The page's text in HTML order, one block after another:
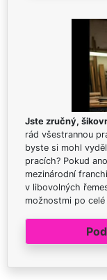
Jste zručný,
rád všestrannou
byste si mohl
pracích? Pokud
mezinárodní
v libovolných
možnostmi po